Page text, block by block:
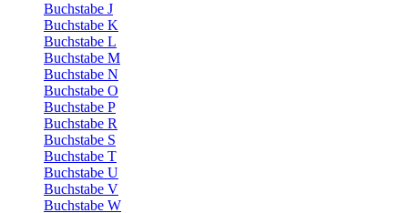
Buchstabe J
Buchstabe K
Buchstabe L
Buchstabe M
Buchstabe N
Buchstabe O
Buchstabe P
Buchstabe R
Buchstabe S
Buchstabe T
Buchstabe U
Buchstabe V
Buchstabe W